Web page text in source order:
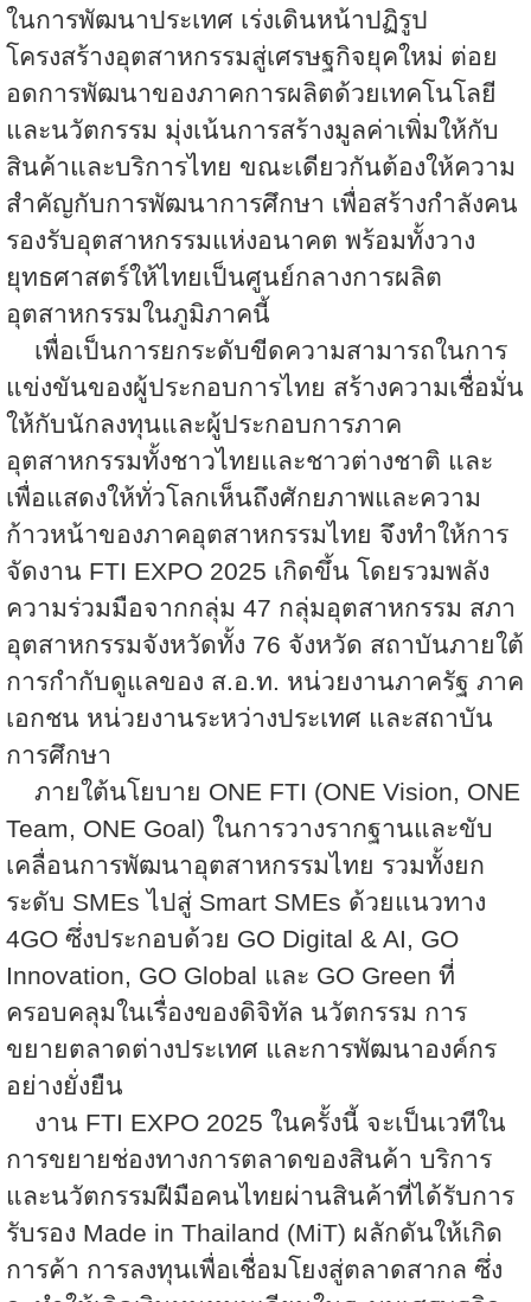
ในการพัฒนาประเทศ เร่งเดินหน้าปฏิรูป
โครงสร้างอุตสาหกรรมสู่เศรษฐกิจยุคใหม่ ต่อย
อดการพัฒนาของภาคการผลิตด้วยเทคโนโลยี
และนวัตกรรม มุ่งเน้นการสร้างมูลค่าเพิ่มให้กับ
สินค้าและบริการไทย ขณะเดียวกันต้องให้ความ
สำคัญกับการพัฒนาการศึกษา เพื่อสร้างกำลังคน
รองรับอุตสาหกรรมแห่งอนาคต พร้อมทั้งวาง
ยุทธศาสตร์ให้ไทยเป็นศูนย์กลางการผลิต
อุตสาหกรรมในภูมิภาคนี้
เพื่อเป็นการยกระดับขีดความสามารถในการ
แข่งขันของผู้ประกอบการไทย สร้างความเชื่อมั่น
ให้กับนักลงทุนและผู้ประกอบการภาค
อุตสาหกรรมทั้งชาวไทยและชาวต่างชาติ และ
เพื่อแสดงให้ทั่วโลกเห็นถึงศักยภาพและความ
ก้าวหน้าของภาคอุตสาหกรรมไทย จึงทำให้การ
จัดงาน FTI EXPO 2025 เกิดขึ้น โดยรวมพลัง
ความร่วมมือจากกลุ่ม 47 กลุ่มอุตสาหกรรม สภา
อุตสาหกรรมจังหวัดทั้ง 76 จังหวัด สถาบันภายใต้
การกำกับดูแลของ ส.อ.ท. หน่วยงานภาครัฐ ภาค
เอกชน หน่วยงานระหว่างประเทศ และสถาบัน
การศึกษา
ภายใต้นโยบาย ONE FTI (ONE Vision, ONE
Team, ONE Goal) ในการวางรากฐานและขับ
เคลื่อนการพัฒนาอุตสาหกรรมไทย รวมทั้งยก
ระดับ SMEs ไปสู่ Smart SMEs ด้วยแนวทาง
4GO ซึ่งประกอบด้วย GO Digital & AI, GO
Innovation, GO Global และ GO Green ที่
ครอบคลุมในเรื่องของดิจิทัล นวัตกรรม การ
ขยายตลาดต่างประเทศ และการพัฒนาองค์กร
อย่างยั่งยืน
งาน FTI EXPO 2025 ในครั้งนี้ จะเป็นเวทีใน
การขยายช่องทางการตลาดของสินค้า บริการ
และนวัตกรรมฝีมือคนไทยผ่านสินค้าที่ได้รับการ
รับรอง Made in Thailand (MiT) ผลักดันให้เกิด
การค้า การลงทุนเพื่อเชื่อมโยงสู่ตลาดสากล ซึ่ง